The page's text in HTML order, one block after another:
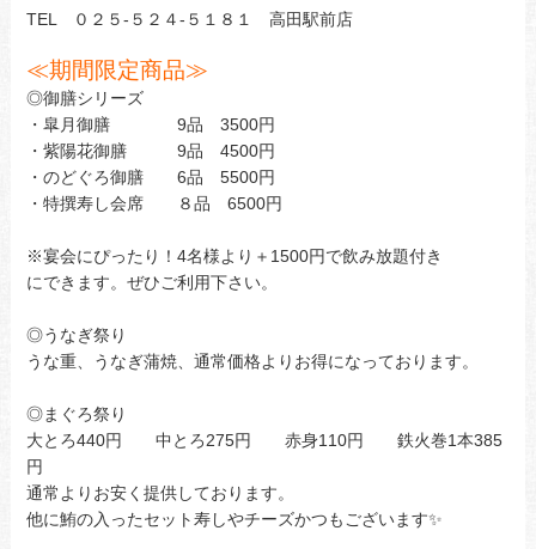
TEL ０２５-５２４-５１８１ 高田駅前店
≪期間限定商品≫
◎御膳シリーズ
・皐月御膳 9品 3500円
・紫陽花御膳 9品 4500円
・のどぐろ御膳 6品 5500円
・特撰寿し会席 ８品 6500円
※宴会にぴったり！4名様より＋1500円で飲み放題付き
にできます。ぜひご利用下さい。
◎うなぎ祭り
うな重、うなぎ蒲焼、通常価格よりお得になっております。
◎まぐろ祭り
大とろ440円 中とろ275円 赤身110円 鉄火巻1本385
円
通常よりお安く提供しております。
他に鮪の入ったセット寿しやチーズかつもございます✨